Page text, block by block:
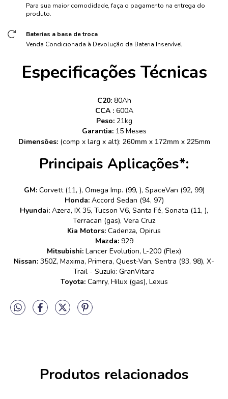
Para sua maior comodidade, faça o pagamento na entrega do
produto.
Baterias a base de troca
Venda Condicionada à Devolução da Bateria Inservível
Especificações Técnicas
C20:80Ah
CCA :600A
Peso:21kg
Garantia:15 Meses
Dimensões:(comp x larg x alt): 260mm x 172mm x 225mm
Principais Aplicações*:
GM: Corvett (11, ), Omega Imp. (99, ), SpaceVan (92, 99)
Honda:Accord Sedan (94, 97)
Hyundai: Azera, IX 35, Tucson V6, Santa Fé, Sonata (11, ),
Terracan (gas), Vera Cruz
Kia Motors: Cadenza, Opirus
Mazda:929
Mitsubishi: Lancer Evolution, L-200 (Flex)
Nissan: 350Z, Maxima, Primera, Quest-Van, Sentra (93, 98), X-
Trail - Suzuki: GranVitara
Toyota:Camry, Hilux (gas), Lexus
Produtos relacionados